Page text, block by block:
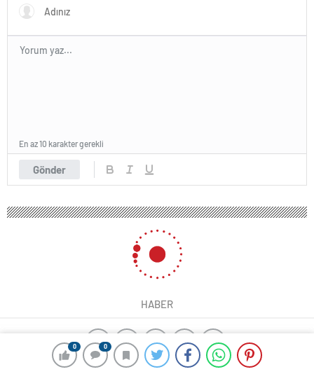
0 0
Gönder
En az 10 karakter gerekli
HABER
yangın algılama sistemleri ajax alarm